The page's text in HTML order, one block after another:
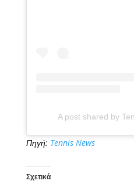
A post shared by
Πηγή: Tennis News
Σχετικά